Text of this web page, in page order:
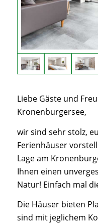
Liebe Gäste und
Kronenburgersee,
wir sind sehr stolz,
Ferienhäuser
Lage am
Ihnen einen
Natur! Einfach mal
Die Häuser bieten
sind mit jeglichem